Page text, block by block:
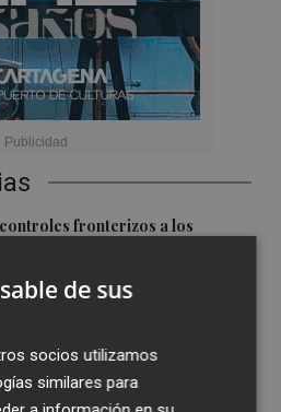
fronterizos a los
en Foios, en imágenes
un baño de masas en su
siempre digo que soy de Foios"
de sus
socios utilizamos
similares para